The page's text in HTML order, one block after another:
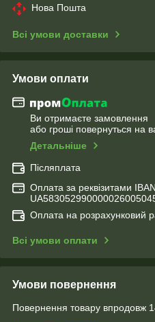
Нова Пошта
Всі умови доставки
Умови оплати
Ви отримаєте замовлення
або гроші повернуться на
Детальніше
Післяплата
Оплата за реквізитами IBAN
Оплата на розрахунковий
Всі умови оплати
Умови повернення
Повернення товару впродовж